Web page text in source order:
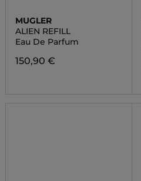
MUGLER
ALIEN REFILL
Eau De Parfum
150,90 €